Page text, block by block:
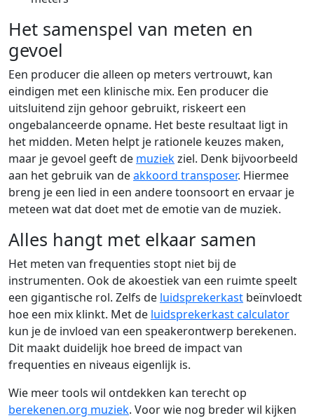
Het samenspel van meten en
gevoel
Een producer die alleen op meters vertrouwt, kan
eindigen met een klinische mix. Een producer die
uitsluitend zijn gehoor gebruikt, riskeert een
ongebalanceerde opname. Het beste resultaat ligt in
het midden. Meten helpt je rationele keuzes maken,
maar je gevoel geeft de muziekziel. Denk bijvoorbeeld
aan het gebruik van deakkoord transposer. Hiermee
breng je een lied in een andere toonsoort en ervaar je
meteen wat dat doet met de emotie van de muziek.
Alles hangt met elkaar samen
Het meten van frequenties stopt niet bij de
instrumenten. Ook de akoestiek van een ruimte speelt
een gigantische rol. Zelfs de luidsprekerkast beïnvloedt
hoe een mix klinkt. Met de luidsprekerkast calculator
kun je de invloed van een speakerontwerp berekenen.
Dit maakt duidelijk hoe breed de impact van
frequenties en niveaus eigenlijk is.
Wie meer tools wil ontdekken kan terecht op
berekenen.org muziek. Voor wie nog breder wil kijken